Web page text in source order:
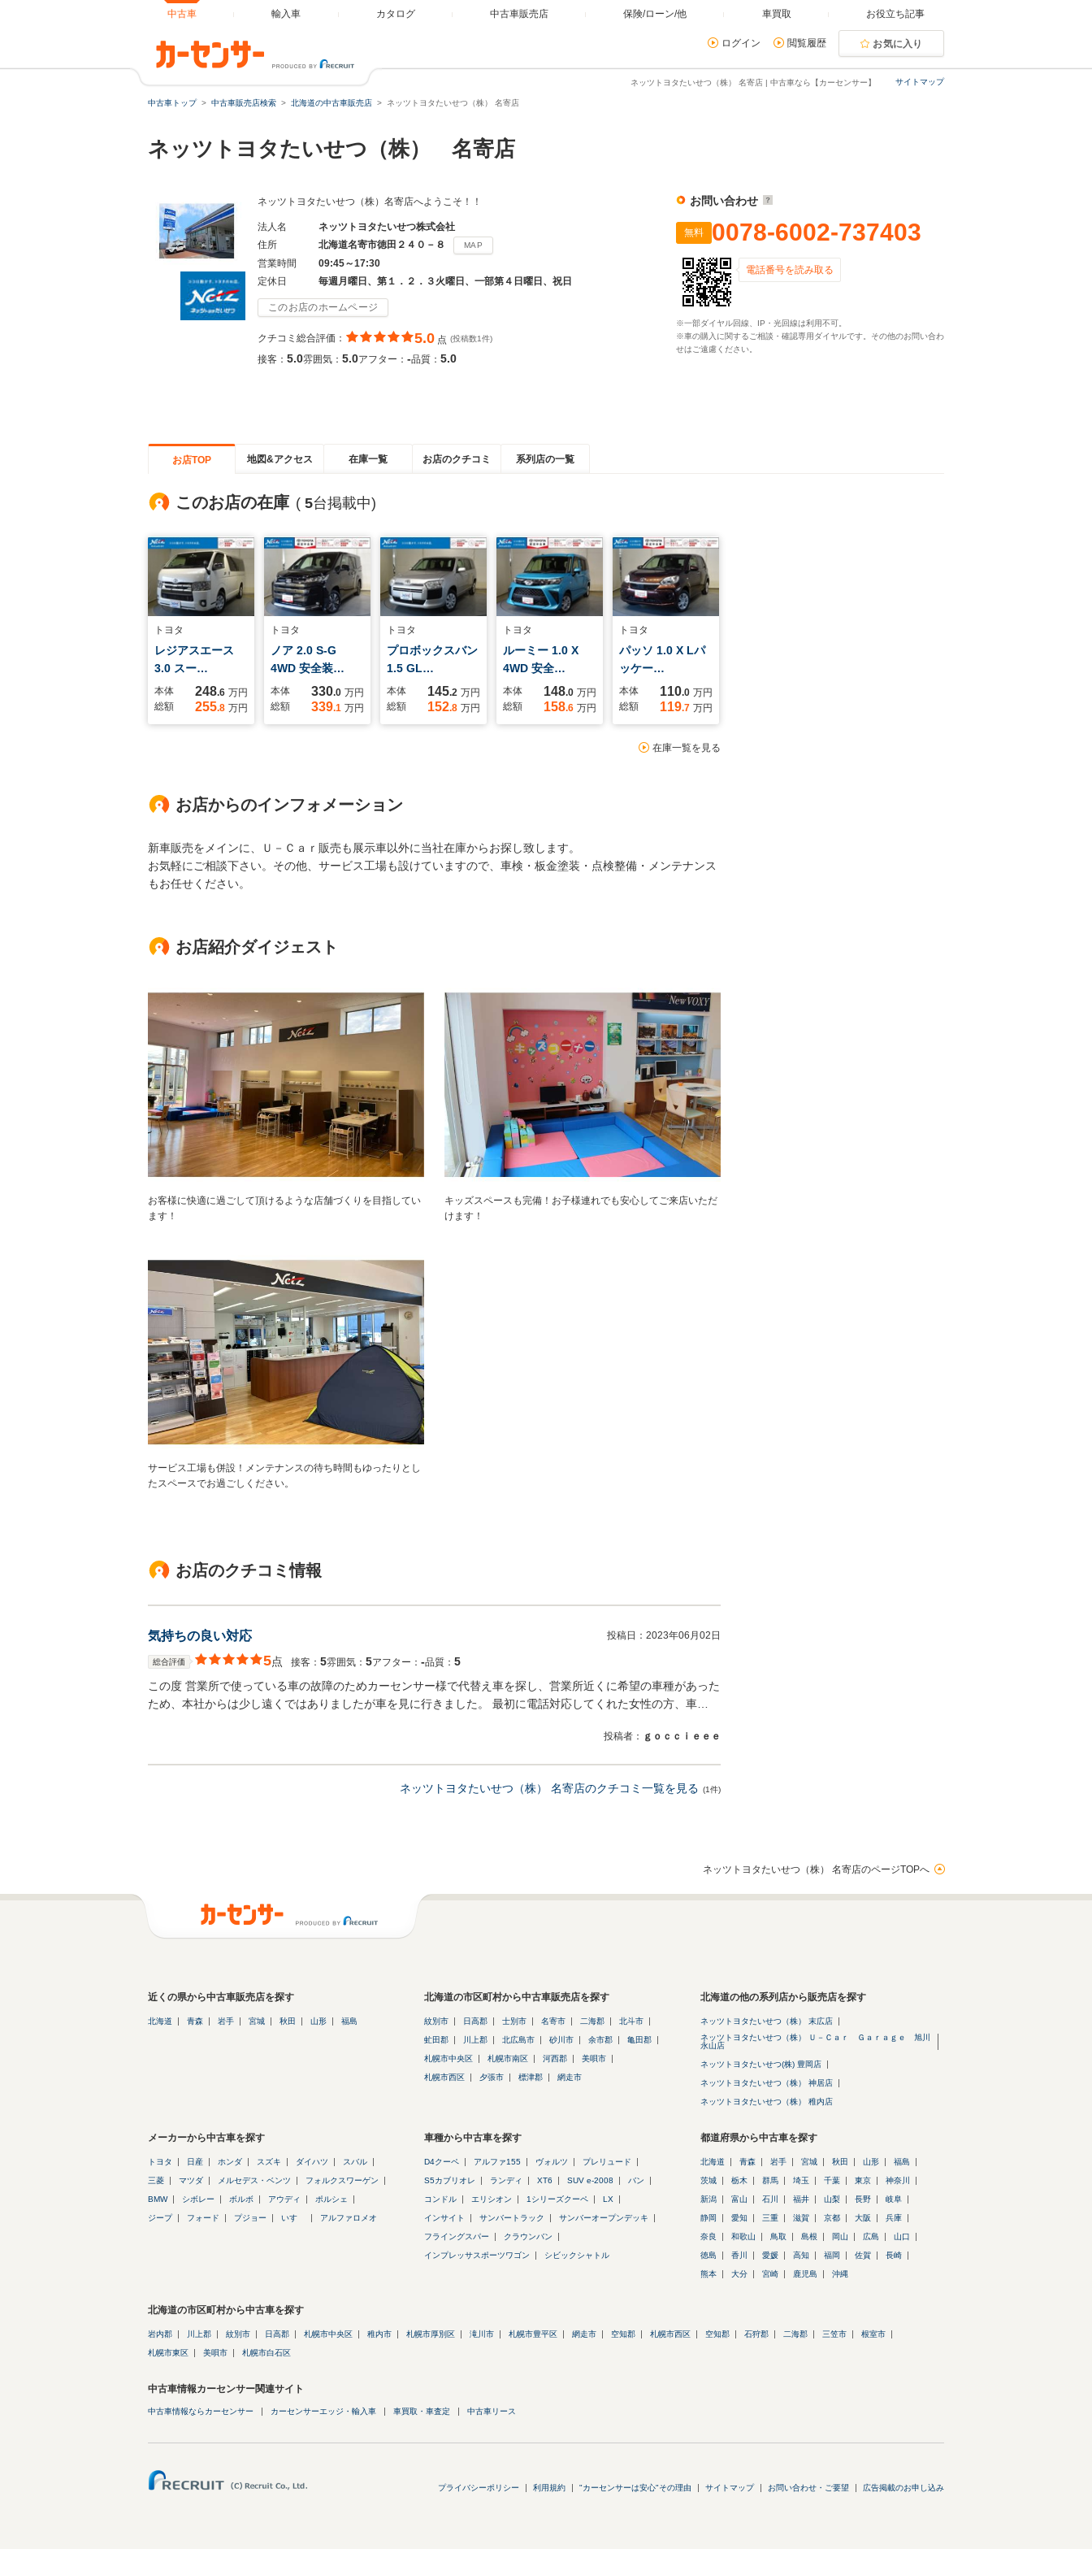
中古車 輸入車 カタログ 中古車販売店 保険/ローン/他 車買取 お役立ち記事
ログイン 閲覧履歴 お気に入り
サイトマップ
ネッツトヨタたいせつ（株） 名寄店 | 中古車なら【カーセンサー】
中古車トップ 中古車販売店検索 北海道の中古車販売店 ネッツトヨタたいせつ（株） 名寄店
ネッツトヨタたいせつ（株） 名寄店
ネッツトヨタたいせつ（株）名寄店へようこそ！！
法人名
ネッツトヨタたいせつ株式会社
住所
北海道名寄市徳田２４０－８ MAP
営業時間
09:45～17:30
定休日
毎週月曜日、第１．２．３火曜日、一部第４日曜日、祝日
このお店のホームページ
クチコミ総合評価： 5.0 点 (投稿数1件)
接客： 5.0雰囲気： 5.0アフター： -品質： 5.0
お問い合わせ
無料 0078-6002-737403
電話番号を読み取る
※一部ダイヤル回線、IP・光回線は利用不可。
※車の購入に関するご相談・確認専用ダイヤルです。その他のお問い合わ
せはご遠慮ください。
お店TOP 地図&アクセス 在庫一覧 お店のクチコミ 系列店の一覧
このお店の在庫 ( 5台掲載中)
トヨタ
レジアスエース
3.0 スー…
本体 248.6 万円
総額
255.8 万円
トヨタ
ノア 2.0 S-G
4WD 安全装…
本体 330.0 万円
総額
339.1 万円
トヨタ
プロボックスバン
1.5 GL…
本体 145.2 万円
総額
152.8 万円
トヨタ
ルーミー 1.0 X
4WD 安全…
本体 148.0 万円
総額
158.6 万円
トヨタ
パッソ 1.0 X Lパ
ッケー…
本体 110.0 万円
総額
119.7 万円
在庫一覧を見る
お店からのインフォメーション
新車販売をメインに、Ｕ－Ｃａｒ販売も展示車以外に当社在庫からお探し致します。
お気軽にご相談下さい。その他、サービス工場も設けていますので、車検・板金塗装・点検整備・メンテナンス
もお任せください。
お店紹介ダイジェスト
お客様に快適に過ごして頂けるような店舗づくりを目指してい
ます！
キッズスペースも完備！お子様連れでも安心してご来店いただ
けます！
サービス工場も併設！メンテナンスの待ち時間もゆったりとし
たスペースでお過ごしください。
お店のクチコミ情報
気持ちの良い対応 投稿日： 2023年06月02日
総合評価 5点 接客： 5雰囲気： 5アフター： ‐品質： 5
この度 営業所で使っている車の故障のためカーセンサー様で代替え車を探し、営業所近くに希望の車種があった
ため、本社からは少し遠くではありましたが車を見に行きました。 最初に電話対応してくれた女性の方、車…
投稿者： ｇｏｃｃｉｅｅｅ
ネッツトヨタたいせつ（株） 名寄店のクチコミ一覧を見る (1件)
ネッツトヨタたいせつ（株） 名寄店のページTOPへ
近くの県から中古車販売店を探す
北海道 青森 岩手 宮城 秋田 山形 福島
北海道の市区町村から中古車販売店を探す
紋別市 日高郡 士別市 名寄市 二海郡 北斗市
虻田郡 川上郡 北広島市 砂川市 余市郡 亀田郡
札幌市中央区 札幌市南区 河西郡 美唄市
札幌市西区 夕張市 標津郡 網走市
北海道の他の系列店から販売店を探す
ネッツトヨタたいせつ（株） 末広店
ネッツトヨタたいせつ（株） Ｕ－Ｃａｒ Ｇａｒａｇｅ 旭川
永山店
ネッツトヨタたいせつ(株) 豊岡店
ネッツトヨタたいせつ（株） 神居店
ネッツトヨタたいせつ（株） 稚内店
メーカーから中古車を探す
トヨタ 日産 ホンダ スズキ ダイハツ スバル
三菱 マツダ メルセデス・ベンツ フォルクスワーゲン
BMW シボレー ボルボ アウディ ポルシェ
ジープ フォード プジョー いすゞ アルファロメオ
車種から中古車を探す
D4クーペ アルファ155 ヴォルツ プレリュード
S5カブリオレ ランディ XT6 SUV e-2008 バン
コンドル エリシオン 1シリーズクーペ LX
インサイト サンバートラック サンバーオープンデッキ
フライングスパー クラウンバン
インプレッサスポーツワゴン シビックシャトル
都道府県から中古車を探す
北海道 青森 岩手 宮城 秋田 山形 福島
茨城 栃木 群馬 埼玉 千葉 東京 神奈川
新潟 富山 石川 福井 山梨 長野 岐阜
静岡 愛知 三重 滋賀 京都 大阪 兵庫
奈良 和歌山 鳥取 島根 岡山 広島 山口
徳島 香川 愛媛 高知 福岡 佐賀 長崎
熊本 大分 宮崎 鹿児島 沖縄
北海道の市区町村から中古車を探す
岩内郡 川上郡 紋別市 日高郡 札幌市中央区 稚内市 札幌市厚別区 滝川市 札幌市豊平区 網走市 空知郡 札幌市西区 空知郡 石狩郡 二海郡 三笠市 根室市
札幌市東区 美唄市 札幌市白石区
中古車情報カーセンサー関連サイト
中古車情報ならカーセンサー カーセンサーエッジ・輸入車 車買取・車査定 中古車リース
プライバシーポリシー 利用規約 "カーセンサーは安心"その理由 サイトマップ お問い合わせ・ご要望 広告掲載のお申し込み